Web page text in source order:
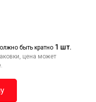
быть кратно 1 шт.
цена может